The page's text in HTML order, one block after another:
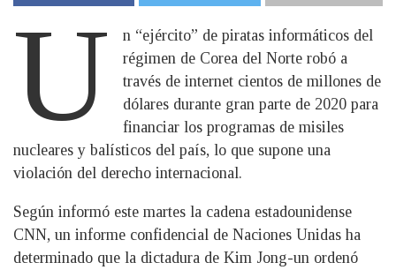
U
n “ejército” de piratas informáticos del
régimen de Corea del Norte robó a
través de internet cientos de millones de
dólares durante gran parte de 2020 para
financiar los programas de misiles
nucleares y balísticos del país, lo que supone una
violación del derecho internacional.
Según informó este martes la cadena estadounidense
CNN, un informe confidencial de Naciones Unidas ha
determinado que la dictadura de Kim Jong-un ordenó